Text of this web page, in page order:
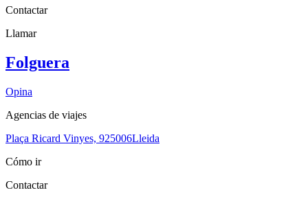
Contactar
Llamar
Folguera
Opina
Agencias de viajes
Plaça Ricard Vinyes, 925006Lleida
Cómo ir
Contactar